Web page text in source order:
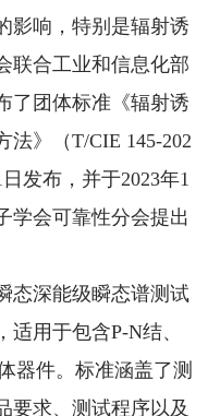
影响，特别是辐射诱
联合工业和信息化部
了团体标准《辐射诱
法》（T/CIE 145-202
日发布，并于2023年1
学会可靠性分会提出
态深能级瞬态谱测试
适用于包含P-N结、
器件。标准涵盖了测
要求、测试程序以及